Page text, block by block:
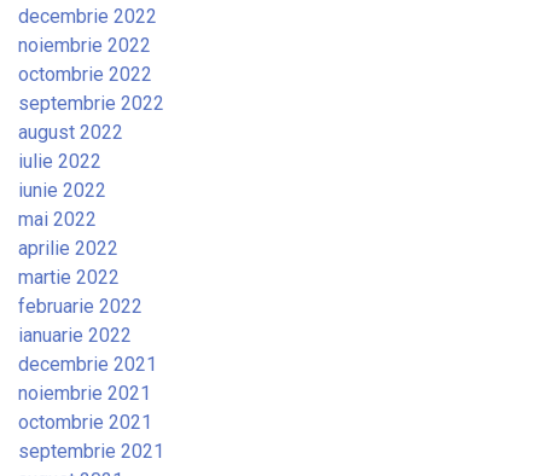
decembrie 2022
noiembrie 2022
octombrie 2022
septembrie 2022
august 2022
iulie 2022
iunie 2022
mai 2022
aprilie 2022
martie 2022
februarie 2022
ianuarie 2022
decembrie 2021
noiembrie 2021
octombrie 2021
septembrie 2021